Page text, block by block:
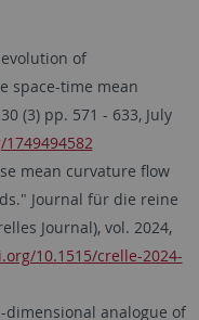
of
space-time mean
(3) pp. 571 - 633, July
mean curvature flow
Journal für die reine
Journal), vol. 2024,
10.1515/crelle-2024-
dimensional analogue of